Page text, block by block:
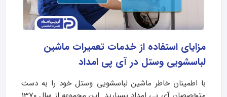
مزایای استفاده از خدمات تعمیرات ماشین
لباسشویی وستل در آی پی امداد
با اطمینان خاطر ماشین لباسشویی وستل خود را به دست